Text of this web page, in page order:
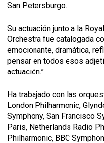
San Petersburgo.
Su actuación junto a la
Orchestra fue catalogada
emocionante, dramática,
pensar en todos esos
actuación.”
Ha trabajado con las
London Philharmonic,
Symphony, San Francisco
Paris, Netherlands Radio
Philharmonic, BBC